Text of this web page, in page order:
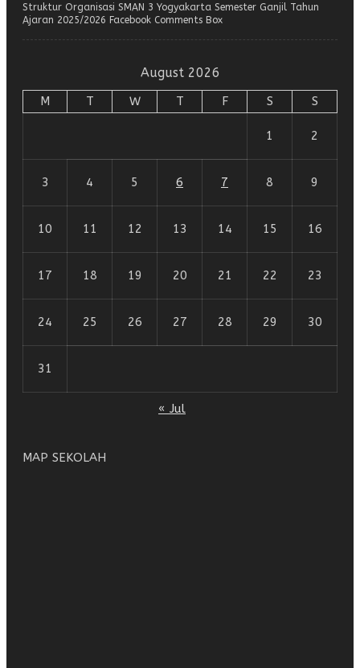
Struktur Organisasi SMAN 3 Yogyakarta Semester Ganjil Tahun
Ajaran 2025/2026 Facebook Comments Box
August 2026
M T W T F S S
1 2
3 4 5 6 7 8 9
10 11 12 13 14 15 16
17 18 19 20 21 22 23
24 25 26 27 28 29 30
31
« Jul
MAP SEKOLAH